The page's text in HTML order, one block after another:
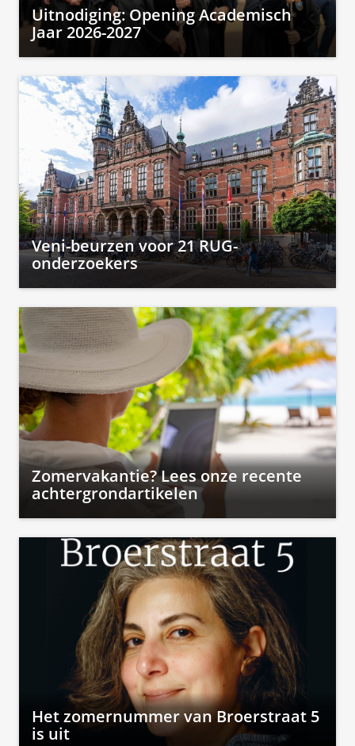
Uitnodiging: Opening Academisch
Jaar 2026-2027
Veni-beurzen voor 21 RUG-
onderzoekers
Zomervakantie? Lees onze recente
achtergrondartikelen
Het zomernummer van Broerstraat 5
is uit